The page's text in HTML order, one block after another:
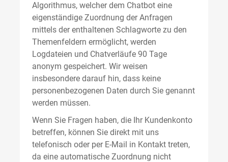
Algorithmus, welcher dem Chatbot eine
eigenständige Zuordnung der Anfragen
mittels der enthaltenen Schlagworte zu den
Themenfeldern ermöglicht, werden
Logdateien und Chatverläufe 90 Tage
anonym gespeichert. Wir weisen
insbesondere darauf hin, dass keine
personenbezogenen Daten durch Sie genannt
werden müssen.
Wenn Sie Fragen haben, die Ihr Kundenkonto
betreffen, können Sie direkt mit uns
telefonisch oder per E-Mail in Kontakt treten,
da eine automatische Zuordnung nicht